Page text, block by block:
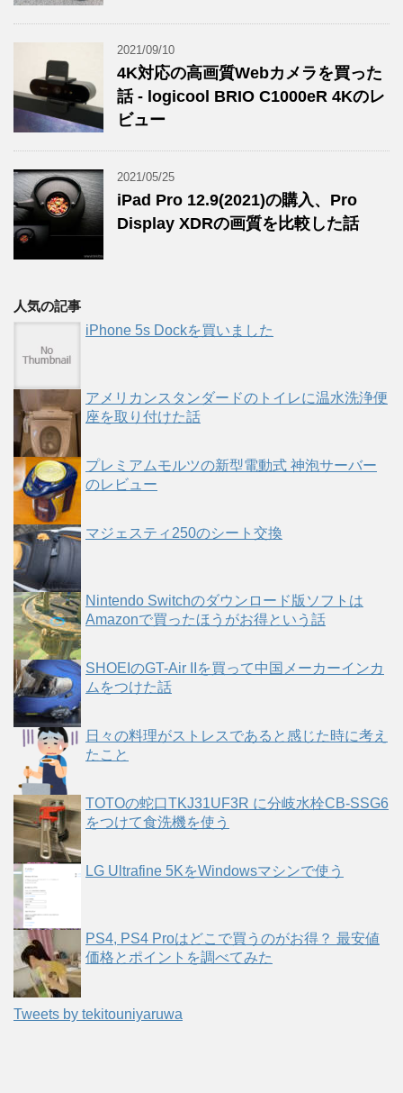
2021/09/10
4K対応の高画質Webカメラを買った
話 - logicool BRIO C1000eR 4Kのレ
ビュー
2021/05/25
iPad Pro 12.9(2021)の購入、Pro
Display XDRの画質を比較した話
人気の記事
iPhone 5s Dockを買いました
アメリカンスタンダードのトイレに温水洗浄便
座を取り付けた話
プレミアムモルツの新型電動式 神泡サーバー
のレビュー
マジェスティ250のシート交換
Nintendo Switchのダウンロード版ソフトは
Amazonで買ったほうがお得という話
SHOEIのGT-Air IIを買って中国メーカーインカ
ムをつけた話
日々の料理がストレスであると感じた時に考え
たこと
TOTOの蛇口TKJ31UF3R に分岐水栓CB-SSG6
をつけて食洗機を使う
LG Ultrafine 5KをWindowsマシンで使う
PS4, PS4 Proはどこで買うのがお得？ 最安値
価格とポイントを調べてみた
Tweets by tekitouniyaruwa